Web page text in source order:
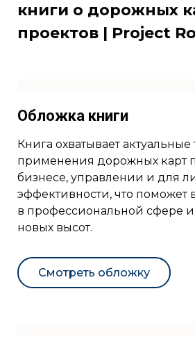
книги о дорожных
проектов | Project
Обложка книги
Книга охватывает актуальные
применения дорожных карт
бизнесе, управлении и для
эффективности, что поможет
в профессиональной сфере и
новых высот.
Смотреть обложку